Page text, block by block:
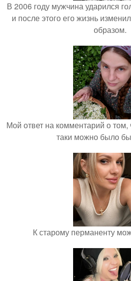
В 2006 году мужчина ударился
и после этого его жизнь
образом.
Мой ответ на комментарий о
таки можно было
К старому перманенту